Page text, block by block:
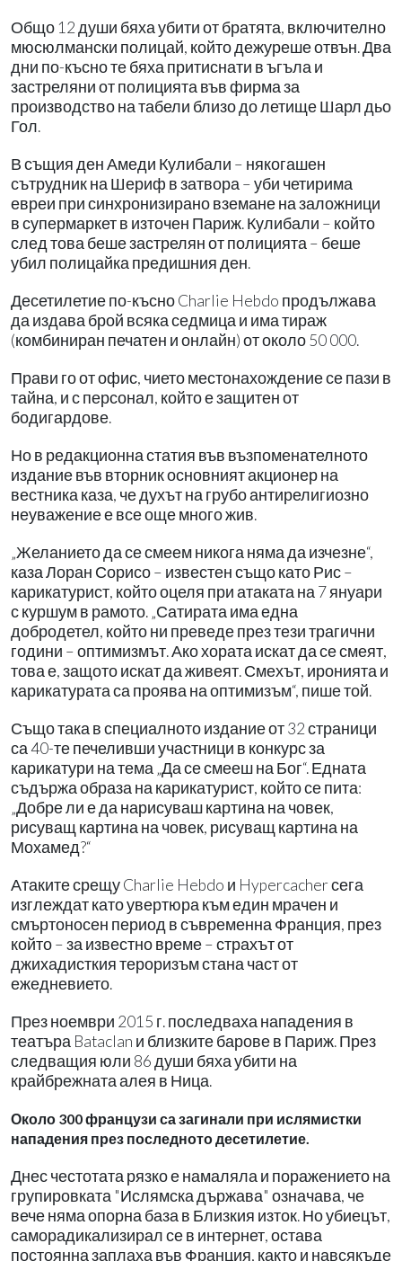
Общо 12 души бяха убити от братята, включително
мюсюлмански полицай, който дежуреше отвън. Два
дни по-късно те бяха притиснати в ъгъла и
застреляни от полицията във фирма за
производство на табели близо до летище Шарл дьо
Гол.
В същия ден Амеди Кулибали – някогашен
сътрудник на Шериф в затвора – уби четирима
евреи при синхронизирано вземане на заложници
в супермаркет в източен Париж. Кулибали – който
след това беше застрелян от полицията – беше
убил полицайка предишния ден.
Десетилетие по-късно Charlie Hebdo продължава
да издава брой всяка седмица и има тираж
(комбиниран печатен и онлайн) от около 50 000.
Прави го от офис, чието местонахождение се пази в
тайна, и с персонал, който е защитен от
бодигардове.
Но в редакционна статия във възпоменателното
издание във вторник основният акционер на
вестника каза, че духът на грубо антирелигиозно
неуважение е все още много жив.
„Желанието да се смеем никога няма да изчезне“,
каза Лоран Сорисо – известен също като Рис –
карикатурист, който оцеля при атаката на 7 януари
с куршум в рамото. „Сатирата има една
добродетел, който ни преведе през тези трагични
години – оптимизмът. Ако хората искат да се смеят,
това е, защото искат да живеят. Смехът, иронията и
карикатурата са проява на оптимизъм“, пише той.
Също така в специалното издание от 32 страници
са 40-те печеливши участници в конкурс за
карикатури на тема „Да се ​​смееш на Бог“. Едната
съдържа образа на карикатурист, който се пита:
„Добре ли е да нарисуваш картина на човек,
рисуващ картина на човек, рисуващ картина на
Мохамед?“
Атаките срещу Charlie Hebdo и Hypercacher сега
изглеждат като увертюра към един мрачен и
смъртоносен период в съвременна Франция, през
който – за известно време – страхът от
джихадисткия тероризъм стана част от
ежедневието.
През ноември 2015 г. последваха нападения в
театъра Bataclan и близките барове в Париж. През
следващия юли 86 души бяха убити на
крайбрежната алея в Ница.
Около 300 французи са загинали при ислямистки
нападения през последното десетилетие.
Днес честотата рязко е намаляла и поражението на
групировката "Ислямска държава" означава, че
вече няма опорна база в Близкия изток. Но убиецът,
саморадикализирал се в интернет, остава
постоянна заплаха във Франция, както и навсякъде